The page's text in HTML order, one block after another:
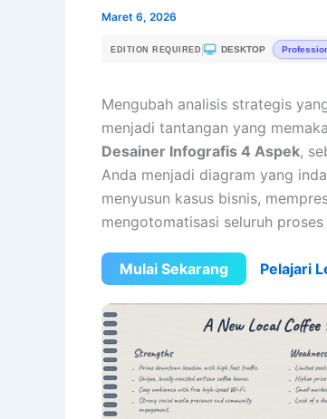
Maret 6, 2026
EDITION REQUIRED DESKTOP
Mengubah analisis strategis
menjadi tantangan yang
Desainer Infografis 4 Aspek,
Anda menjadi diagram yang
menyusun kasus bisnis,
mengotomatisasi seluruh
Mulai Sekarang Pelajari